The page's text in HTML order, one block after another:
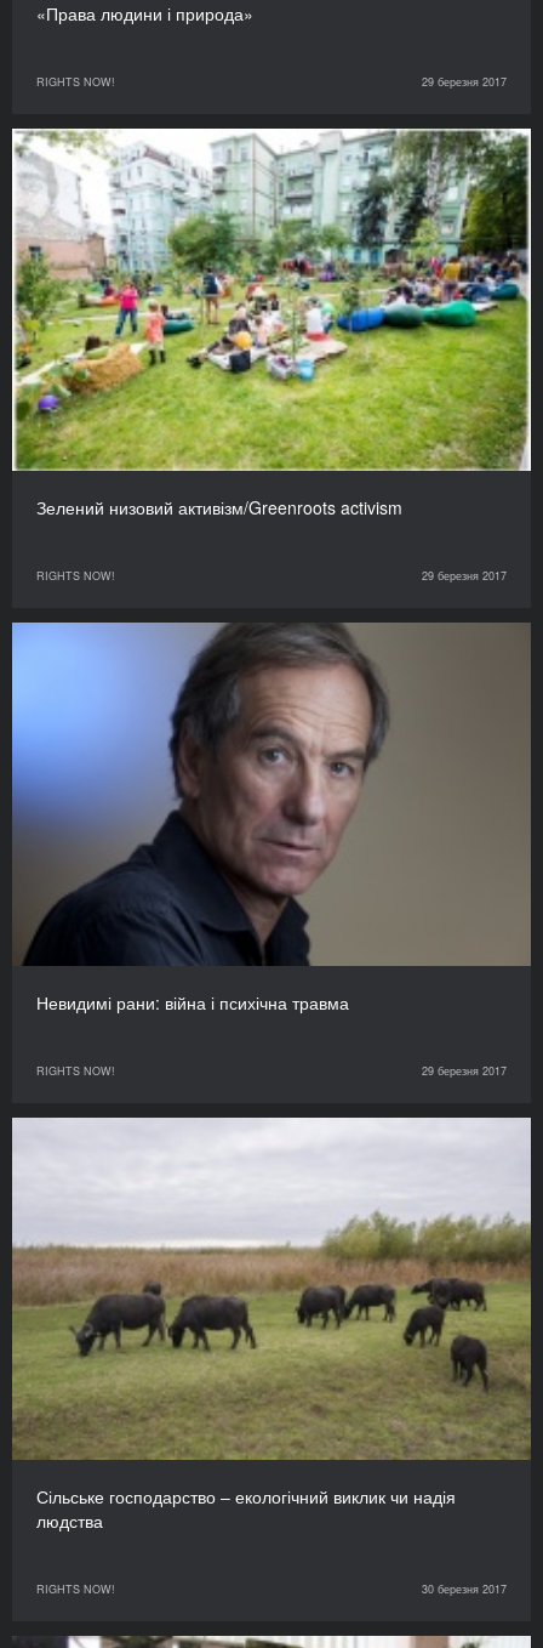
«Права людини і природа»
RIGHTS NOW! 29 березня 2017
Зелений низовий активізм/Greenroots activism
RIGHTS NOW! 29 березня 2017
Невидимі рани: війна і психічна травма
RIGHTS NOW! 29 березня 2017
Сільське господарство – екологічний виклик чи надія
людства
RIGHTS NOW! 30 березня 2017